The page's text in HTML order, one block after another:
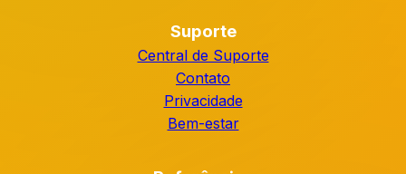
Suporte
Central de Suporte
Contato
Privacidade
Bem-estar